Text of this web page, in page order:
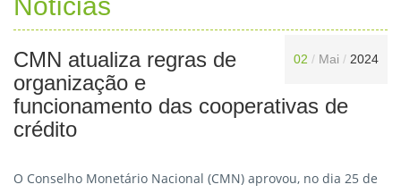
02 / Mai / 2024
CMN atualiza regras de
organização e
funcionamento das cooperativas de
crédito
O Conselho Monetário Nacional (CMN) aprovou, no dia 25 de